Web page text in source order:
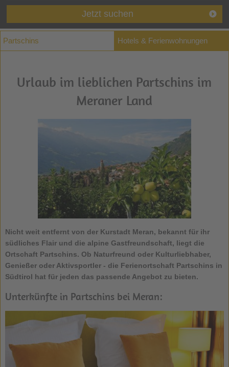
Jetzt suchen
Partschins Hotels & Ferienwohnungen
Urlaub im lieblichen Partschins im
Meraner Land
Nicht weit entfernt von der Kurstadt Meran, bekannt für ihr
südliches Flair und die alpine Gastfreundschaft, liegt die
Ortschaft Partschins. Ob Naturfreund oder Kulturliebhaber,
Genießer oder Aktivsportler - die Ferienortschaft Partschins in
Südtirol hat für jeden das passende Angebot zu bieten.
Unterkünfte in Partschins bei Meran: